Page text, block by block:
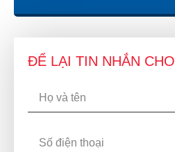
ĐỂ LẠI TIN NHẮN CHO